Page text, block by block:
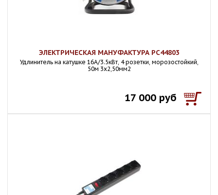
ЭЛЕКТРИЧЕСКАЯ МАНУФАКТУРА PC44803
Удлинитель на катушке 16А/3.5кВт, 4 розетки, морозостойкий,
50м 3х2,50мм2
17 000 руб